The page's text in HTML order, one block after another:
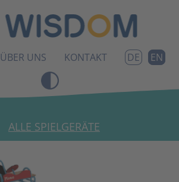
ÜBER UNS KONTAKT DE EN
ALLE SPIELGERÄTE